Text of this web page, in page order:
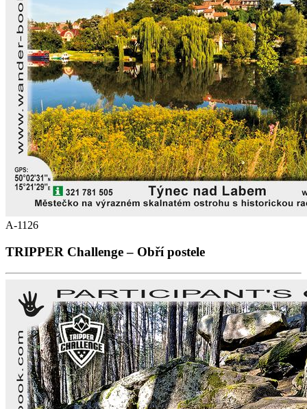
A-1126
TRIPPER Challenge – Obří postele